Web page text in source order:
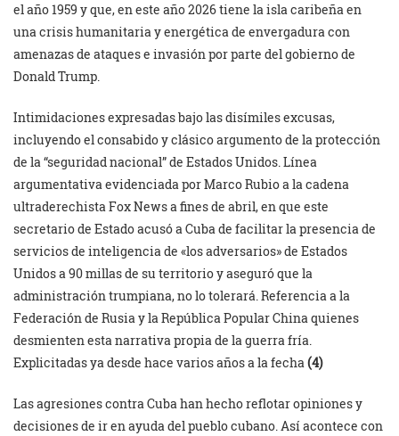
el año 1959 y que, en este año 2026 tiene la isla caribeña en
una crisis humanitaria y energética de envergadura con
amenazas de ataques e invasión por parte del gobierno de
Donald Trump.
Intimidaciones expresadas bajo las disímiles excusas,
incluyendo el consabido y clásico argumento de la protección
de la “seguridad nacional” de Estados Unidos. Línea
argumentativa evidenciada por Marco Rubio a la cadena
ultraderechista Fox News a fines de abril, en que este
secretario de Estado acusó a Cuba de facilitar la presencia de
servicios de inteligencia de «los adversarios» de Estados
Unidos a 90 millas de su territorio y aseguró que la
administración trumpiana, no lo tolerará. Referencia a la
Federación de Rusia y la República Popular China quienes
desmienten esta narrativa propia de la guerra fría.
Explicitadas ya desde hace varios años a la fecha(4)
Las agresiones contra Cuba han hecho reflotar opiniones y
decisiones de ir en ayuda del pueblo cubano. Así acontece con